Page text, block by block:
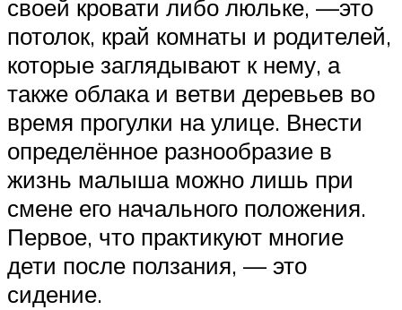
своей кровати либо люльке, —это
потолок, край комнаты и родителей,
которые заглядывают к нему, а
также облака и ветви деревьев во
время прогулки на улице. Внести
определённое разнообразие в
жизнь малыша можно лишь при
смене его начального положения.
Первое, что практикуют многие
дети после ползания, — это
сидение.